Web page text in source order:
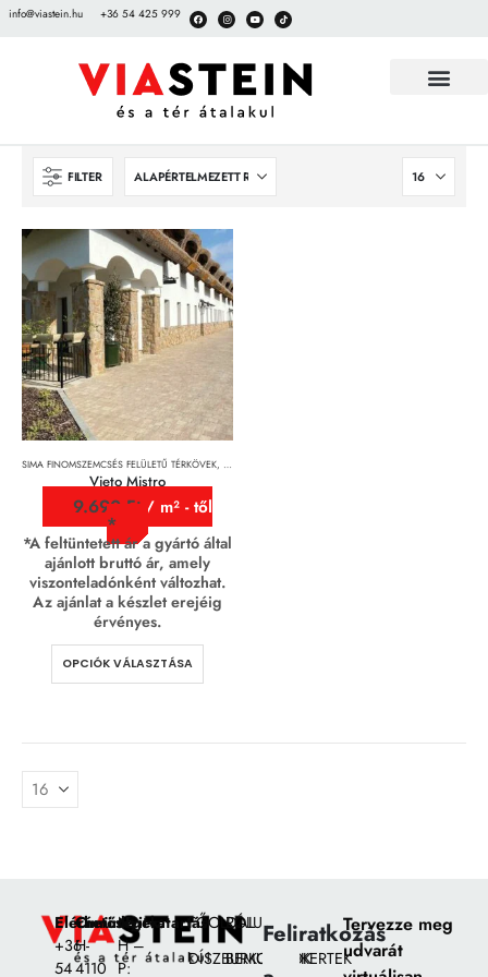
info@viastein.hu +36 54 425 999
FILTER
SIMA FINOMSZEMCSÉS FELÜLETŰ TÉRKÖVEK, TÉRKÖVEK, TÉRKŐRENDSZEREK ÉS LAPOK
Vieto Mistro
9.690 Ft / m² - től
*A feltüntetett ár a gyártó által
ajánlott bruttó ár, amely
viszonteladónként változhat.
Az ajánlat a készlet erejéig
érvényes.
OPCIÓK VÁLASZTÁSA
Elérhetőségek:
+36
54
Címünk:
H-
4110
Nyitvatartás
H –
P:
FŐOLDAL
DÍSZBURKOLATOK
RÓLUNK
BEMUTATÓKERTEK
FeliratkozásTervezze meg
udvarát